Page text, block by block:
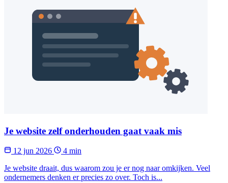
Je website zelf onderhouden gaat vaak mis
12 jun 2026
4 min
Je website draait, dus waarom zou je er nog naar omkijken. Veel
ondernemers denken er precies zo over. Toch is...